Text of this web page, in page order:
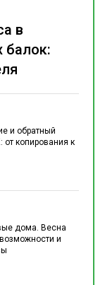
и обратный
копирования к
дома. Весна
и
в
балок: